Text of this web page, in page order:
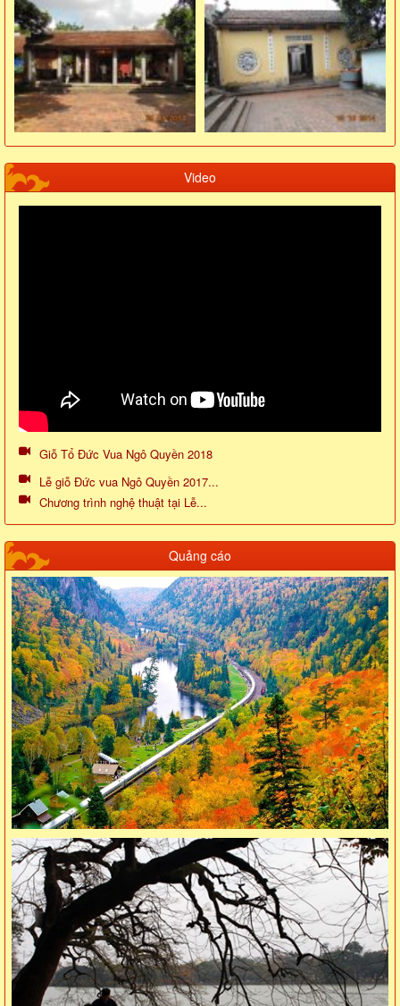
Video
Giỗ Tổ Đức Vua Ngô Quyền 2018
Lễ giỗ Đức vua Ngô Quyền 2017...
Chương trình nghệ thuật tại Lễ...
Quảng cáo